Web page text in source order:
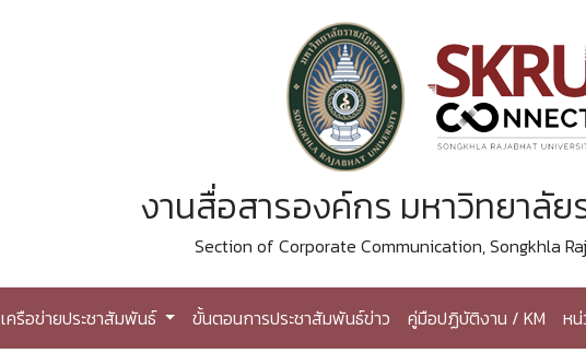
งานสื่อสารองค์กร มหาวิทยาลั
Section of Corporate Communication, Songkhla
เครือข่ายประชาสัมพันธ์ ขั้นตอนการประชาสัมพันธ์ข่าว คู่มือปฏิบัติงาน / KM ห